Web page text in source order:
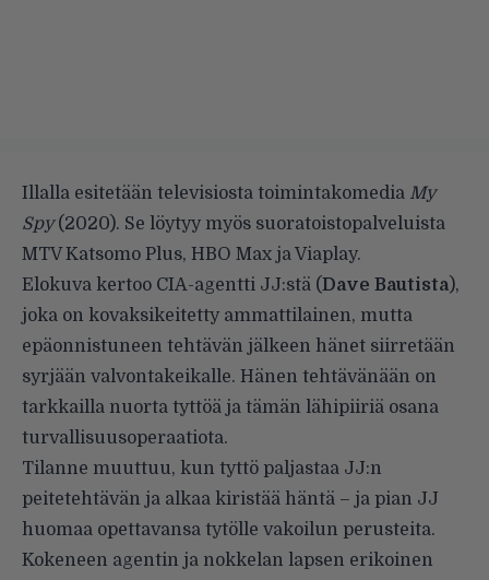
Illalla esitetään televisiosta toimintakomedia My
Spy(2020). Se löytyy myös suoratoistopalveluista
MTV Katsomo Plus, HBO Max ja Viaplay.
Elokuva kertoo CIA-agentti JJ:stä (Dave Bautista),
joka on kovaksikeitetty ammattilainen, mutta
epäonnistuneen tehtävän jälkeen hänet siirretään
syrjään valvontakeikalle. Hänen tehtävänään on
tarkkailla nuorta tyttöä ja tämän lähipiiriä osana
turvallisuusoperaatiota.
Tilanne muuttuu, kun tyttö paljastaa JJ:n
peitetehtävän ja alkaa kiristää häntä – ja pian JJ
huomaa opettavansa tytölle vakoilun perusteita.
Kokeneen agentin ja nokkelan lapsen erikoinen